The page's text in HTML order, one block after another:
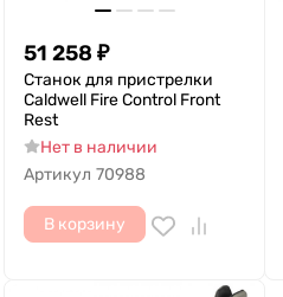
51 258 ₽
Станок для пристрелки
Caldwell Fire Control Front
Rest
Нет в наличии
Артикул 70988
В корзину